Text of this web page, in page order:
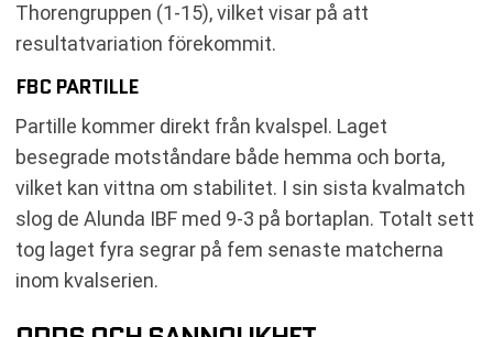
Thorengruppen (1-15), vilket visar på att
resultatvariation förekommit.
FBC PARTILLE
Partille kommer direkt från kvalspel. Laget
besegrade motståndare både hemma och borta,
vilket kan vittna om stabilitet. I sin sista kvalmatch
slog de Alunda IBF med 9-3 på bortaplan. Totalt sett
tog laget fyra segrar på fem senaste matcherna
inom kvalserien.